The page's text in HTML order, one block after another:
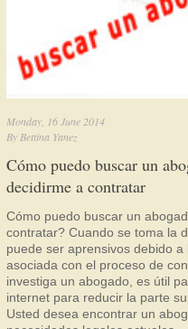
Monday, 16 June 2014
By Bettina Yanez
Cómo puedo buscar un
decidirme a contratar
Cómo puedo buscar un
contratar? Cuando se toma la
puede ser aprensivos debido
asociada con el proceso de
investiga un abogado, es útil
internet para reducir la parte
Usted desea encontrar un